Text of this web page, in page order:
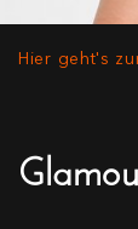
Hier geht's